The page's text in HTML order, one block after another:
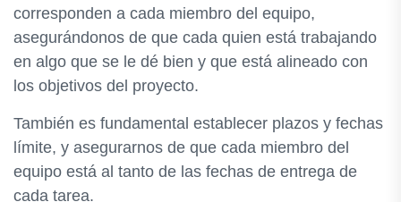
corresponden a cada miembro del equipo,
asegurándonos de que cada quien está trabajando
en algo que se le dé bien y que está alineado con
los objetivos del proyecto.
También es fundamental establecer plazos y fechas
límite, y asegurarnos de que cada miembro del
equipo está al tanto de las fechas de entrega de
cada tarea.